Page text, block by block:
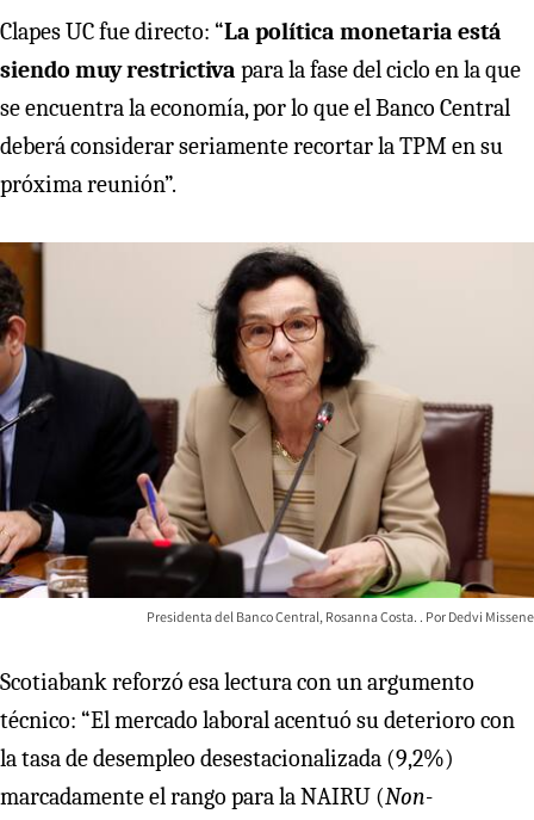
Clapes UC fue directo: “La política monetaria está
siendo muy restrictiva para la fase del ciclo en la que
se encuentra la economía, por lo que el Banco Central
deberá considerar seriamente recortar la TPM en su
próxima reunión”.
Presidenta del Banco Central, Rosanna Costa. Dedvi Missene
Scotiabank reforzó esa lectura con un argumento
técnico: “El mercado laboral acentuó su deterioro con
la tasa de desempleo desestacionalizada (9,2%)
marcadamente el rango para la NAIRU (Non-